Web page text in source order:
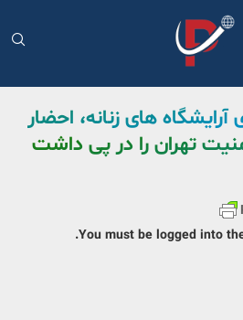
آرایشگاه های زنانه، احضار
تهران را در پی داشت
You must be logged into